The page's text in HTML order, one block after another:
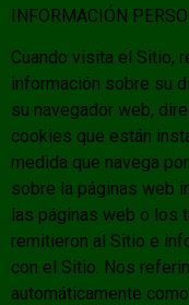
INFORMACIÓN
Cuando visita el Sitio,
información sobre su
su navegador web,
cookies que están
medida que navega
sobre la páginas web
las páginas web o los
remitieron al Sitio e
con el Sitio. Nos
automáticamente